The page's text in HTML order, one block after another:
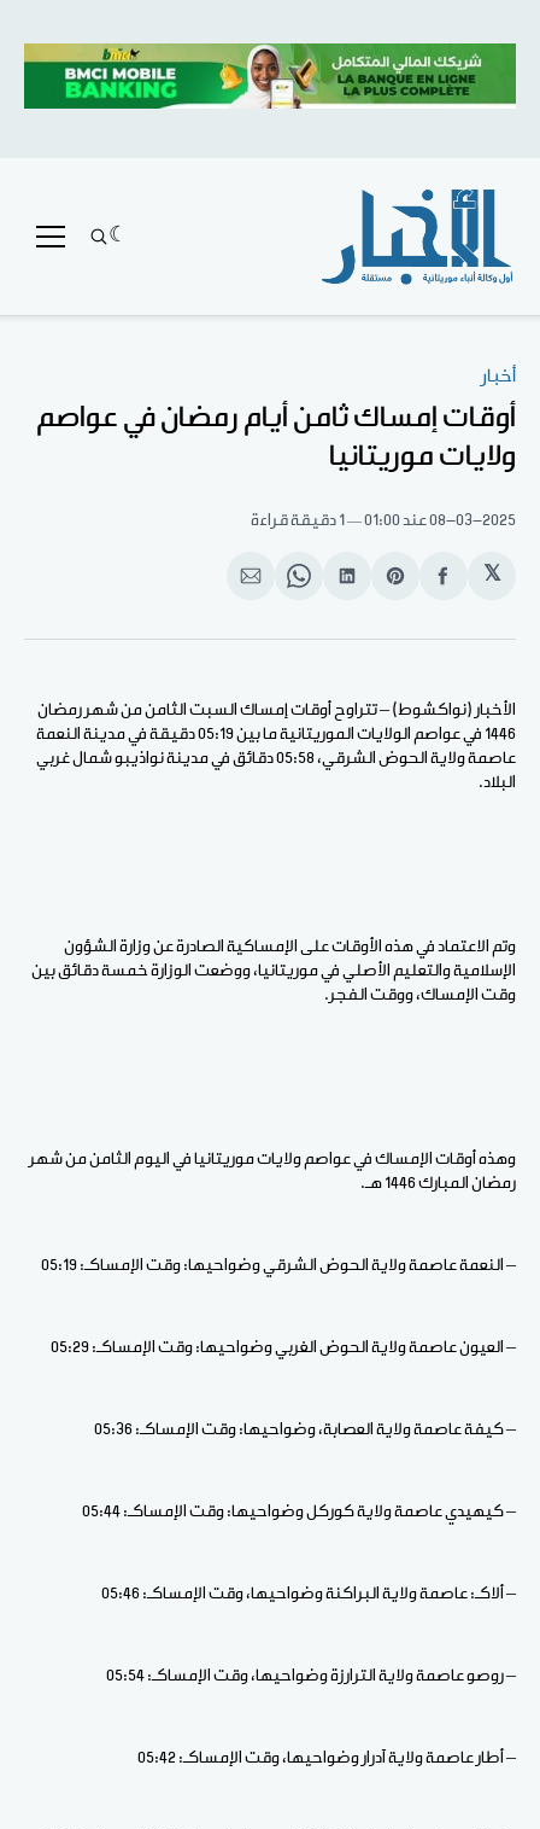
أخبار
أوقات إمساك ثامن أيام رمضان في عواصم
ولايات موريتانيا
08-03-2025عند 01:00 1 دقيقة قراءة
𝕏
انشر
الفيسبوك
Share
Pinterest
انشر
لينكد
Share
WhatsApp
انشر
الإيميل
الأخبار (نواكشوط) – تتراوح أوقات إمساك السبت الثامن من شهر رمضان
1446 في عواصم الولايات الموريتانية ما بين 05:19 دقيقة في مدينة النعمة
عاصمة ولاية الحوض الشرقي، 05:58 دقائق في مدينة نواذيبو شمال غربي
البلاد.
وتم الاعتماد في هذه الأوقات على الإمساكية الصادرة عن وزارة الشؤون
الإسلامية والتعليم الأصلي في موريتانيا، ووضعت الوزارة خمسة دقائق بين
وقت الإمساك، ووقت الفجر.
وهذه أوقات الإمساك في عواصم ولايات موريتانيا في اليوم الثامن من شهر
رمضان المبارك 1446 هـ.
– النعمة عاصمة ولاية الحوض الشرقي وضواحيها: وقت الإمساكـ: 05:19
– العيون عاصمة ولاية الحوض الغربي وضواحيها: وقت الإمساكـ: 05:29
– كيفة عاصمة ولاية العصابة، وضواحيها: وقت الإمساكـ: 05:36
– كيهيدي عاصمة ولاية كوركل وضواحيها: وقت الإمساكـ: 05:44
– ألاكـ: عاصمة ولاية البراكنة وضواحيها، وقت الإمساكـ: 05:46
– روصو عاصمة ولاية الترارزة وضواحيها، وقت الإمساكـ: 05:54
– أطار عاصمة ولاية آدرار وضواحيها، وقت الإمساكـ: 05:42